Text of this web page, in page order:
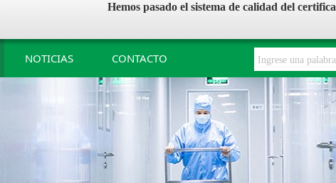
Hemos pasado el sistema de calidad del
NOTICIAS CONTACTO